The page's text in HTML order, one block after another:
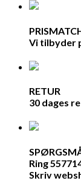
Vi tilbyder
RETUR
30 dages
Ring
Skriv